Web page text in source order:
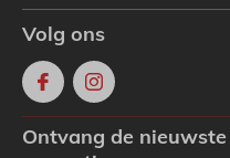
Volg ons
Ontvang de